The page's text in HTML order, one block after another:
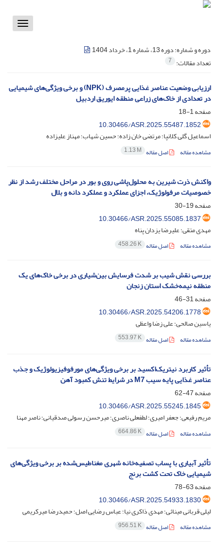
Toggle
دوره و شماره:دوره 13، شماره 1، خرداد 1404
تعداد مقالات: 7
ارزیابی وضعیت عناصر غذایی پرمصرف (NPK) و برخی ویژگی‌های شیمیایی
در تعدادی از خاک‌های زراعی منطقه ایوریق اردبیل
صفحه1-18
10.30466/ASR.2025.55487.1852
اسماعیل گلی کلانپا؛ مرتضی خان زاده؛ حسین شهاب؛ مهناز علیزاده
مشاهده مقاله اصل مقاله 1.13 M
واکنش ذرت شیرین به محلول‌پاشی روی و بور در مراحل مختلف رشد از نظر
خصوصیات مرفولوژیک، اجزای عملکرد و عملکرد دانه و بلال
صفحه19-30
10.30466/ASR.2025.55085.1837
مهدی متقی؛ علیرضا یزدان پناه
مشاهده مقاله اصل مقاله 458.26 K
بررسی نقش شیب بر شدت فرسایش بین‌شیاری در برخی خاک‌های یک
منطقه نیمه‌خشک استان زنجان
صفحه31-46
10.30466/ASR.2025.54206.1778
یاسین صالحی؛ علی زضا واعظی
مشاهده مقاله اصل مقاله 553.97 K
تأثیر کاربرد نیتریک‌اکسید بر برخی ویژگی‌های مورفوفیزیولوژیک و جذب
عناصر غذایی پایه سیب M7 در شرایط تنش کمبود آهن
صفحه47-62
10.30466/ASR.2025.55245.1845
مریم رفیعی؛ جعفر امیری؛ لطفعلی ناصری؛ میرحسن رسولی صدقیانی؛ ناصر مهنا
مشاهده مقاله اصل مقاله 664.86 K
تأثیر آبیاری با پساب تصفیه‌خانه شهری مغناطیس‌شده بر برخی ویژگی‌های
شیمیایی خاک تحت کشت برنج
صفحه63-78
10.30466/ASR.2025.54933.1830
لیلی قربانی مینائی؛ مهدی ذاکری نیا؛ عباس رضایی اصل؛ حمیدرضا میرکریمی
مشاهده مقاله اصل مقاله 956.51 K